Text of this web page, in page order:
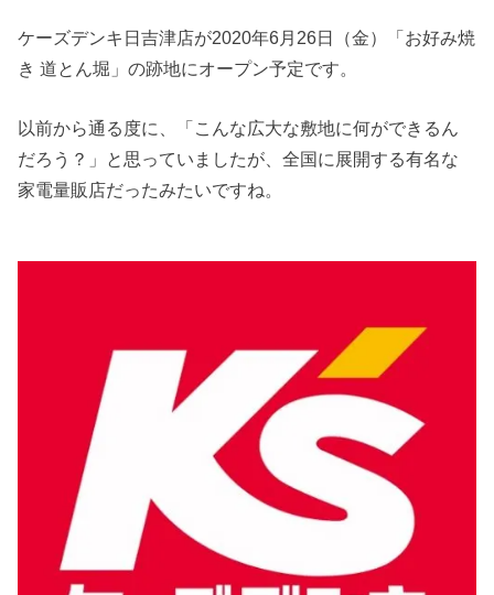
ケーズデンキ日吉津店が2020年6月26日（金）「お好み焼
き 道とん堀」の跡地にオープン予定です。
以前から通る度に、「こんな広大な敷地に何ができるん
だろう？」と思っていましたが、全国に展開する有名な
家電量販店だったみたいですね。